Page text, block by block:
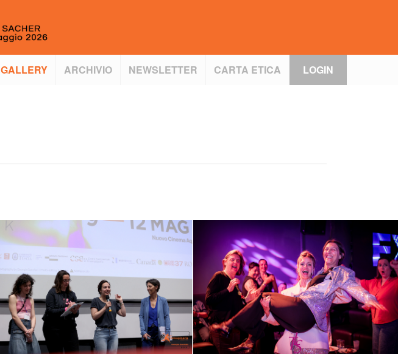
GALLERY ARCHIVIO NEWSLETTER CARTA ETICA LOGIN